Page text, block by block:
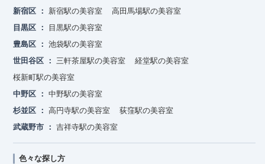
新宿区
新宿駅の美容室
高田馬場駅の美容室
目黒区
目黒駅の美容室
豊島区
池袋駅の美容室
世田谷区
三軒茶屋駅の美容室
経堂駅の美容室
桜新町駅の美容室
中野区
中野駅の美容室
杉並区
高円寺駅の美容室
荻窪駅の美容室
武蔵野市
吉祥寺駅の美容室
色々な探し方